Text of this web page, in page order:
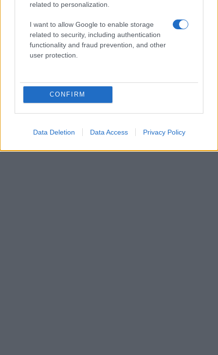
related to personalization.
I want to allow Google to enable storage
related to security, including authentication
functionality and fraud prevention, and other
user protection.
CONFIRM
Data Deletion Data Access Privacy Policy